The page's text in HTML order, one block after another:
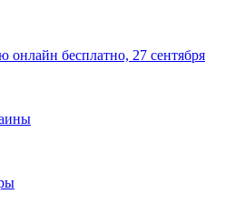
онлайн бесплатно, 27 сентября